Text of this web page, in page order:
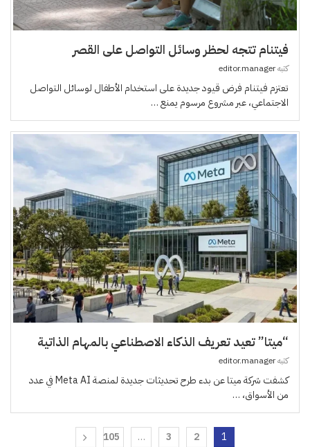
فيتنام تتجه لحظر وسائل التواصل على القصر
كتبهeditor.manager
تعتزم فيتنام فرض قيود جديدة على استخدام الأطفال لوسائل التواصل
الاجتماعي، عبر مشروع مرسوم يمنع …
“ميتا” تعيد تعريف الذكاء الاصطناعي بالمهام الذاتية
كتبهeditor.manager
كشفت شركة ميتا عن بدء طرح تحديثات جديدة لمنصة Meta AI في عدد
من الأسواق، …
1
2
3
…
105